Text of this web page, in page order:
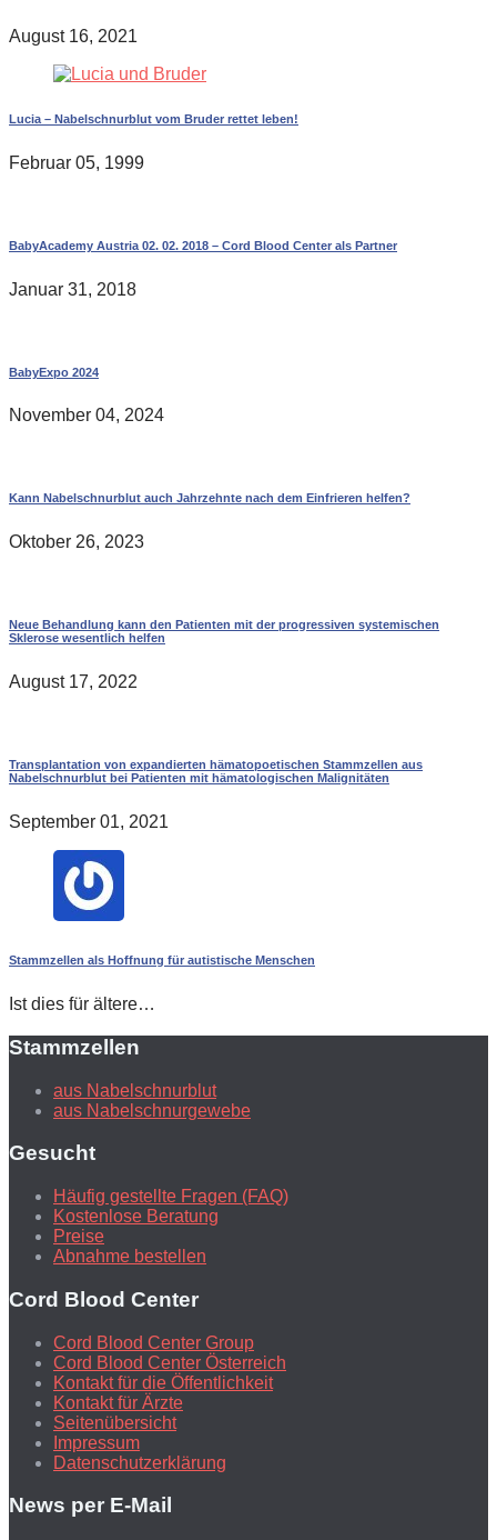
August 16, 2021
Lucia – Nabelschnurblut vom Bruder rettet leben!
Februar 05, 1999
BabyAcademy Austria 02. 02. 2018 – Cord Blood Center als Partner
Januar 31, 2018
BabyExpo 2024
November 04, 2024
Kann Nabelschnurblut auch Jahrzehnte nach dem Einfrieren helfen?
Oktober 26, 2023
Neue Behandlung kann den Patienten mit der progressiven systemischen
Sklerose wesentlich helfen
August 17, 2022
Transplantation von expandierten hämatopoetischen Stammzellen aus
Nabelschnurblut bei Patienten mit hämatologischen Malignitäten
September 01, 2021
Stammzellen als Hoffnung für autistische Menschen
Ist dies für ältere…
Stammzellen
aus Nabelschnurblut
aus Nabelschnurgewebe
Gesucht
Häufig gestellte Fragen (FAQ)
Kostenlose Beratung
Preise
Abnahme bestellen
Cord Blood Center
Cord Blood Center Group
Cord Blood Center Österreich
Kontakt für die Öffentlichkeit
Kontakt für Ärzte
Seitenübersicht
Impressum
Datenschutzerklärung
News per E-Mail